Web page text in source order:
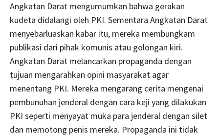
Angkatan Darat mengumumkan bahwa gerakan
kudeta didalangi oleh PKI. Sementara Angkatan Darat
menyebarluaskan kabar itu, mereka membungkam
publikasi dari pihak komunis atau golongan kiri.
Angkatan Darat melancarkan propaganda dengan
tujuan mengarahkan opini masyarakat agar
menentang PKI. Mereka mengarang cerita mengenai
pembunuhan jenderal dengan cara keji yang dilakukan
PKI seperti menyayat muka para jenderal dengan silet
dan memotong penis mereka. Propaganda ini tidak